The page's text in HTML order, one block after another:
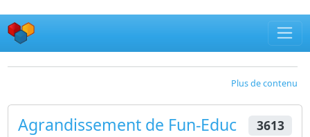
Plus de contenu
Agrandissement de Fun-Educ 3613